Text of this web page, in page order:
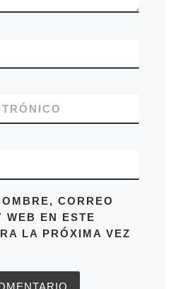
CORREO
WEB EN ESTE
LA PRÓXIMA VEZ